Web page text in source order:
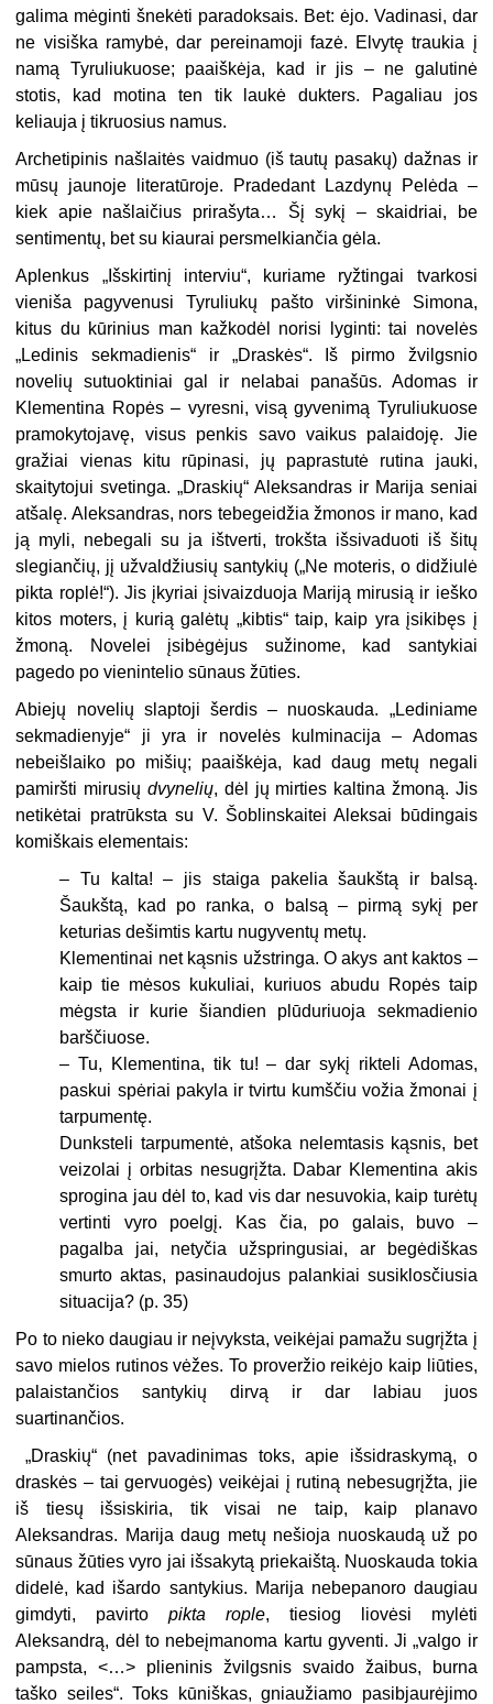
galima mėginti šnekėti paradoksais. Bet: ėjo. Vadinasi, dar
ne visiška ramybė, dar pereinamoji fazė. Elvytę traukia į
namą Tyruliukuose; paaiškėja, kad ir jis – ne galutinė
stotis, kad motina ten tik laukė dukters. Pagaliau jos
keliauja į tikruosius namus.
Archetipinis našlaitės vaidmuo (iš tautų pasakų) dažnas ir
mūsų jaunoje literatūroje. Pradedant Lazdynų Pelėda –
kiek apie našlaičius prirašyta… Šį sykį – skaidriai, be
sentimentų, bet su kiaurai persmelkiančia gėla.
Aplenkus „Išskirtinį interviu“, kuriame ryžtingai tvarkosi
vieniša pagyvenusi Tyruliukų pašto viršininkė Simona,
kitus du kūrinius man kažkodėl norisi lyginti: tai novelės
„Ledinis sekmadienis“ ir „Draskės“. Iš pirmo žvilgsnio
novelių sutuoktiniai gal ir nelabai panašūs. Adomas ir
Klementina Ropės – vyresni, visą gyvenimą Tyruliukuose
pramokytojavę, visus penkis savo vaikus palaidoję. Jie
gražiai vienas kitu rūpinasi, jų paprastutė rutina jauki,
skaitytojui svetinga. „Draskių“ Aleksandras ir Marija seniai
atšalę. Aleksandras, nors tebegeidžia žmonos ir mano, kad
ją myli, nebegali su ja ištverti, trokšta išsivaduoti iš šitų
slegiančių, jį užvaldžiusių santykių („Ne moteris, o didžiulė
pikta roplė!“). Jis įkyriai įsivaizduoja Mariją mirusią ir ieško
kitos moters, į kurią galėtų „kibtis“ taip, kaip yra įsikibęs į
žmoną. Novelei įsibėgėjus sužinome, kad santykiai
pagedo po vienintelio sūnaus žūties.
Abiejų novelių slaptoji šerdis – nuoskauda. „Lediniame
sekmadienyje“ ji yra ir novelės kulminacija – Adomas
nebeišlaiko po mišių; paaiškėja, kad daug metų negali
pamiršti mirusių dvynelių, dėl jų mirties kaltina žmoną. Jis
netikėtai pratrūksta su V. Šoblinskaitei Aleksai būdingais
komiškais elementais:
– Tu kalta! – jis staiga pakelia šaukštą ir balsą.
Šaukštą, kad po ranka, o balsą – pirmą sykį per
keturias dešimtis kartu nugyventų metų.
Klementinai net kąsnis užstringa. O akys ant kaktos –
kaip tie mėsos kukuliai, kuriuos abudu Ropės taip
mėgsta ir kurie šiandien plūduriuoja sekmadienio
barščiuose.
– Tu, Klementina, tik tu! – dar sykį rikteli Adomas,
paskui spėriai pakyla ir tvirtu kumščiu vožia žmonai į
tarpumentę.
Dunksteli tarpumentė, atšoka nelemtasis kąsnis, bet
veizolai į orbitas nesugrįžta. Dabar Klementina akis
sprogina jau dėl to, kad vis dar nesuvokia, kaip turėtų
vertinti vyro poelgį. Kas čia, po galais, buvo –
pagalba jai, netyčia užspringusiai, ar begėdiškas
smurto aktas, pasinaudojus palankiai susiklosčiusia
situacija? (p. 35)
Po to nieko daugiau ir neįvyksta, veikėjai pamažu sugrįžta į
savo mielos rutinos vėžes. To proveržio reikėjo kaip liūties,
palaistančios santykių dirvą ir dar labiau juos
suartinančios.
„Draskių“ (net pavadinimas toks, apie išsidraskymą, o
draskės – tai gervuogės) veikėjai į rutiną nebesugrįžta, jie
iš tiesų išsiskiria, tik visai ne taip, kaip planavo
Aleksandras. Marija daug metų nešioja nuoskaudą už po
sūnaus žūties vyro jai išsakytą priekaištą. Nuoskauda tokia
didelė, kad išardo santykius. Marija nebepanoro daugiau
gimdyti, pavirtopikta rople, tiesiog liovėsi mylėti
Aleksandrą, dėl to nebeįmanoma kartu gyventi. Ji „valgo ir
pampsta, <…> plieninis žvilgsnis svaido žaibus, burna
taško seiles“. Toks kūniškas, gniaužiamo pasibjaurėjimo